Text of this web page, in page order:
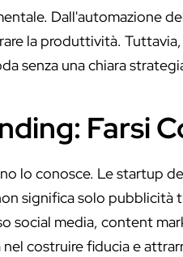
Dall'automazione
la produttività.
senza una chiara
Farsi
lo conosce. Le startup
significa solo pubblicità
social media, content
costruire fiducia e